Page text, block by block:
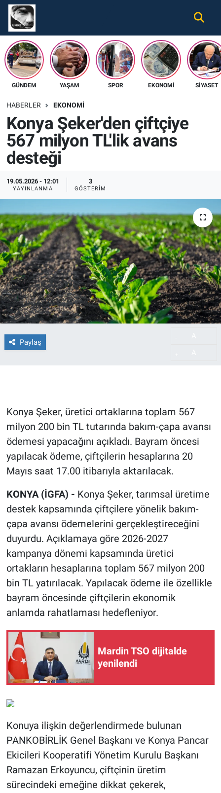
GÜNDEM YAŞAM SPOR EKONOMI SIYASET
HABERLER EKONOMI
Konya Şeker'den çiftçiye
567 milyon TL'lik avans
desteği
19.05.2026 - 12:01
YAYINLANMA
3
GÖSTERIM
Paylaş
Konya Şeker, üretici ortaklarına toplam 567
milyon 200 bin TL tutarında bakım-çapa avansı
ödemesi yapacağını açıkladı. Bayram öncesi
yapılacak ödeme, çiftçilerin hesaplarına 20
Mayıs saat 17.00 itibarıyla aktarılacak.
KONYA (İGFA) - Konya Şeker, tarımsal üretime
destek kapsamında çiftçilere yönelik bakım-
çapa avansı ödemelerini gerçekleştireceğini
duyurdu. Açıklamaya göre 2026-2027
kampanya dönemi kapsamında üretici
ortakların hesaplarına toplam 567 milyon 200
bin TL yatırılacak. Yapılacak ödeme ile özellikle
bayram öncesinde çiftçilerin ekonomik
anlamda rahatlaması hedefleniyor.
Mardin TSO dijitalde
yenilendi
Konuya ilişkin değerlendirmede bulunan
PANKOBİRLİK Genel Başkanı ve Konya Pancar
Ekicileri Kooperatifi Yönetim Kurulu Başkanı
Ramazan Erkoyuncu, çiftçinin üretim
sürecindeki emeğine dikkat çekerek,
Gündem
Ekonomi
Spor
Tüm Haberler
İletişim
Künye
Nöbetçi Eczaneler
Hava Durumu
Namaz Vakitleri
Süper Lig Puan Durumu ve Fikstür
Tüm Manşetler
Son Dakika Haberleri
Haber Arşivi